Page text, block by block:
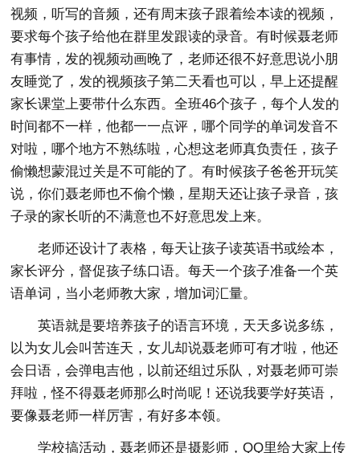
视频，听写的音频，还有周末孩子跟着绘本读的视频，
要求每个孩子给他在群里发跟读的录音。有时候聂老师
有事情，发的视频动画晚了，老师还很不好意思说小朋
友睡觉了，发的视频孩子第二天看也可以，早上还提醒
家长课堂上要带什么东西。全班46个孩子，每个人发的
时间都不一样，他都一一点评，哪个同学的单词发音不
对啦，哪个地方不熟练啦，心想这老师真负责任，孩子
偷懒想蒙混过关是不可能的了。有时候孩子爸爸开玩笑
说，你们聂老师也不偷个懒，星期天还让孩子录音，孩
子录的家长听的不满意也不好意思发上来。
老师还设计了表格，每天让孩子读英语书或绘本，
家长评分，督促孩子练口语。每天一个孩子准备一个英
语单词，当小老师教大家，增加词汇量。
英语就是要培养孩子的语言环境，天天多说多练，
以为女儿会叫苦连天，女儿却说聂老师可有才啦，他还
会日语，会弹电吉他，以前还组过乐队，对聂老师可崇
拜啦，怪不得聂老师那么时尚呢！还说我要学好英语，
要像聂老师一样厉害，有好多本领。
学校搞活动，聂老师还是摄影师，QQ里给大家上传